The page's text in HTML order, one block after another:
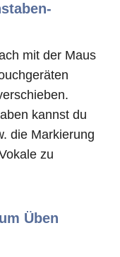
mit der Maus
kannst du
die Markierung
zu
Üben